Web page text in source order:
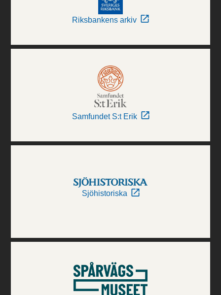
Riksbankens arkiv
Samfundet S:t Erik
Sjöhistoriska